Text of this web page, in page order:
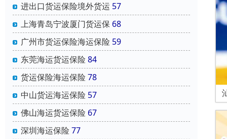
进出口货运保险境外货运 57
上海青岛宁波厦门货运保 68
广州市货运保险海运保险 59
东莞海运货运保险 84
货运保险海运保险 78
中山货运海运保险 57
佛山海运货运保险 67
深圳海运保险 77